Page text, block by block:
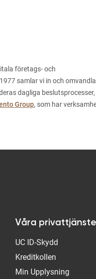
företags- och
samlar vi in och
dagliga
Group, som har
Våra
UC ID-Skydd
Kreditkollen
Min Upplysning